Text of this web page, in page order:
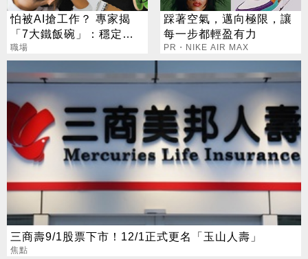
怕被AI搶工作？ 專家揭
「7大鐵飯碗」：穩定又
高薪
職場
踩著空氣，邁向極限，讓
每一步都輕盈有力
PR・NIKE AIR MAX
三商壽9/1股票下市！12/1正式更名「玉山人壽」
焦點